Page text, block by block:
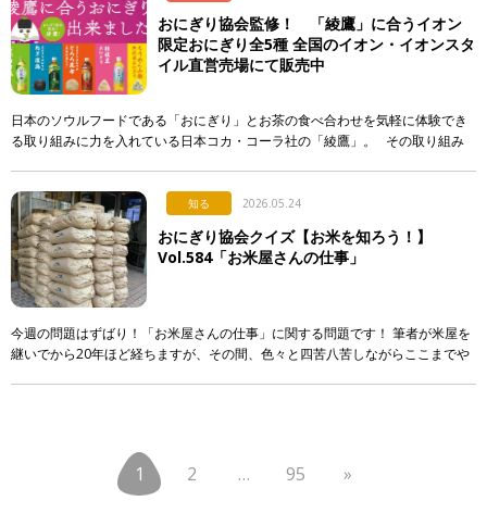
おにぎり協会監修！ 「綾鷹」に合うイオン
限定おにぎり全5種 全国のイオン・イオンスタ
イル直営売場にて販売中
日本のソウルフードである「おにぎり」とお茶の食べ合わせを気軽に体験でき
る取り組みに力を入れている日本コカ・コーラ社の「綾鷹」。 その取り組み
知る 2026.05.24
おにぎり協会クイズ【お米を知ろう！】
Vol.584「お米屋さんの仕事」
今週の問題はずばり！「お米屋さんの仕事」に関する問題です！ 筆者が米屋を
継いでから20年ほど経ちますが、その間、色々と四苦八苦しながらここまでや
1 2 … 95 »